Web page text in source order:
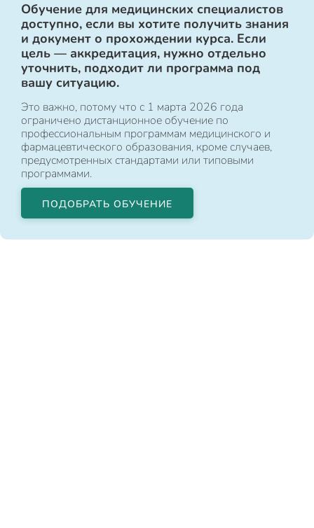
Обучение для медицинских специалистов
доступно, если вы хотите получить знания
и документ о прохождении курса. Если
цель — аккредитация, нужно отдельно
уточнить, подходит ли программа под
вашу ситуацию.
Это важно, потому что с 1 марта 2026 года
ограничено дистанционное обучение по
профессиональным программам медицинского и
фармацевтического образования, кроме случаев,
предусмотренных стандартами или типовыми
программами.
ПОДОБРАТЬ ОБУЧЕНИЕ